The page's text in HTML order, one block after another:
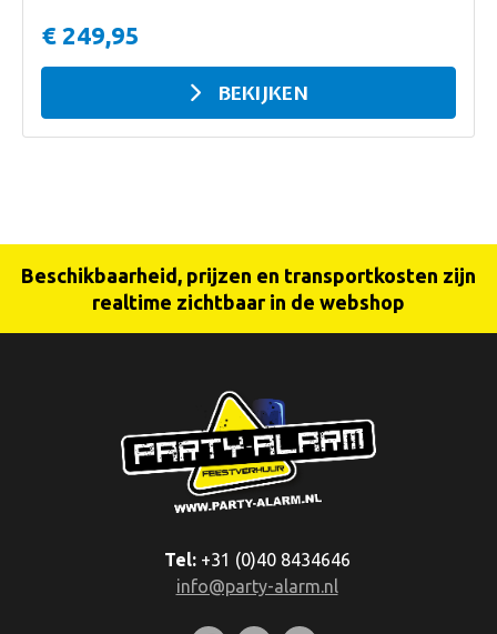
€ 249,95
BEKIJKEN
Beschikbaarheid, prijzen en transportkosten zijn
realtime zichtbaar in de webshop
Tel:+31 (0)40 8434646
info@party-alarm.nl